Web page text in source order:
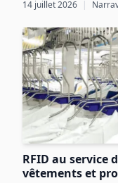
croissance
14 juillet 2026 |
RFID au service
vêtements et